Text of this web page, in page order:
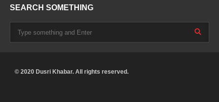
SEARCH SOMETHING
© 2020 Dusri Khabar. All rights reserved.